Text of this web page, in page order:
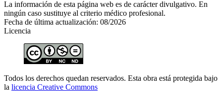
La información de esta página web es de carácter divulgativo. En
ningún caso sustituye al criterio médico profesional.
Fecha de última actualización: 08/2026
Licencia
Todos los derechos quedan reservados. Esta obra está protegida bajo
la licencia Creative Commons